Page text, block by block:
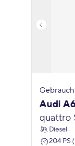
Audi
quattro
Diesel
204 PS